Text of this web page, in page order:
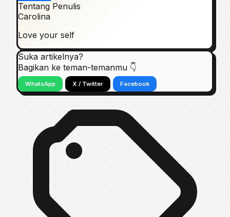
Tentang Penulis
Carolina
Love your self
Suka artikelnya?
Bagikan ke teman-temanmu 👇
WhatsApp X / Twitter Facebook